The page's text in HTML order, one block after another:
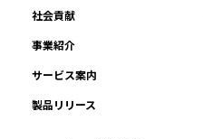
社会貢献
事業紹介
サービス案内
製品リリース